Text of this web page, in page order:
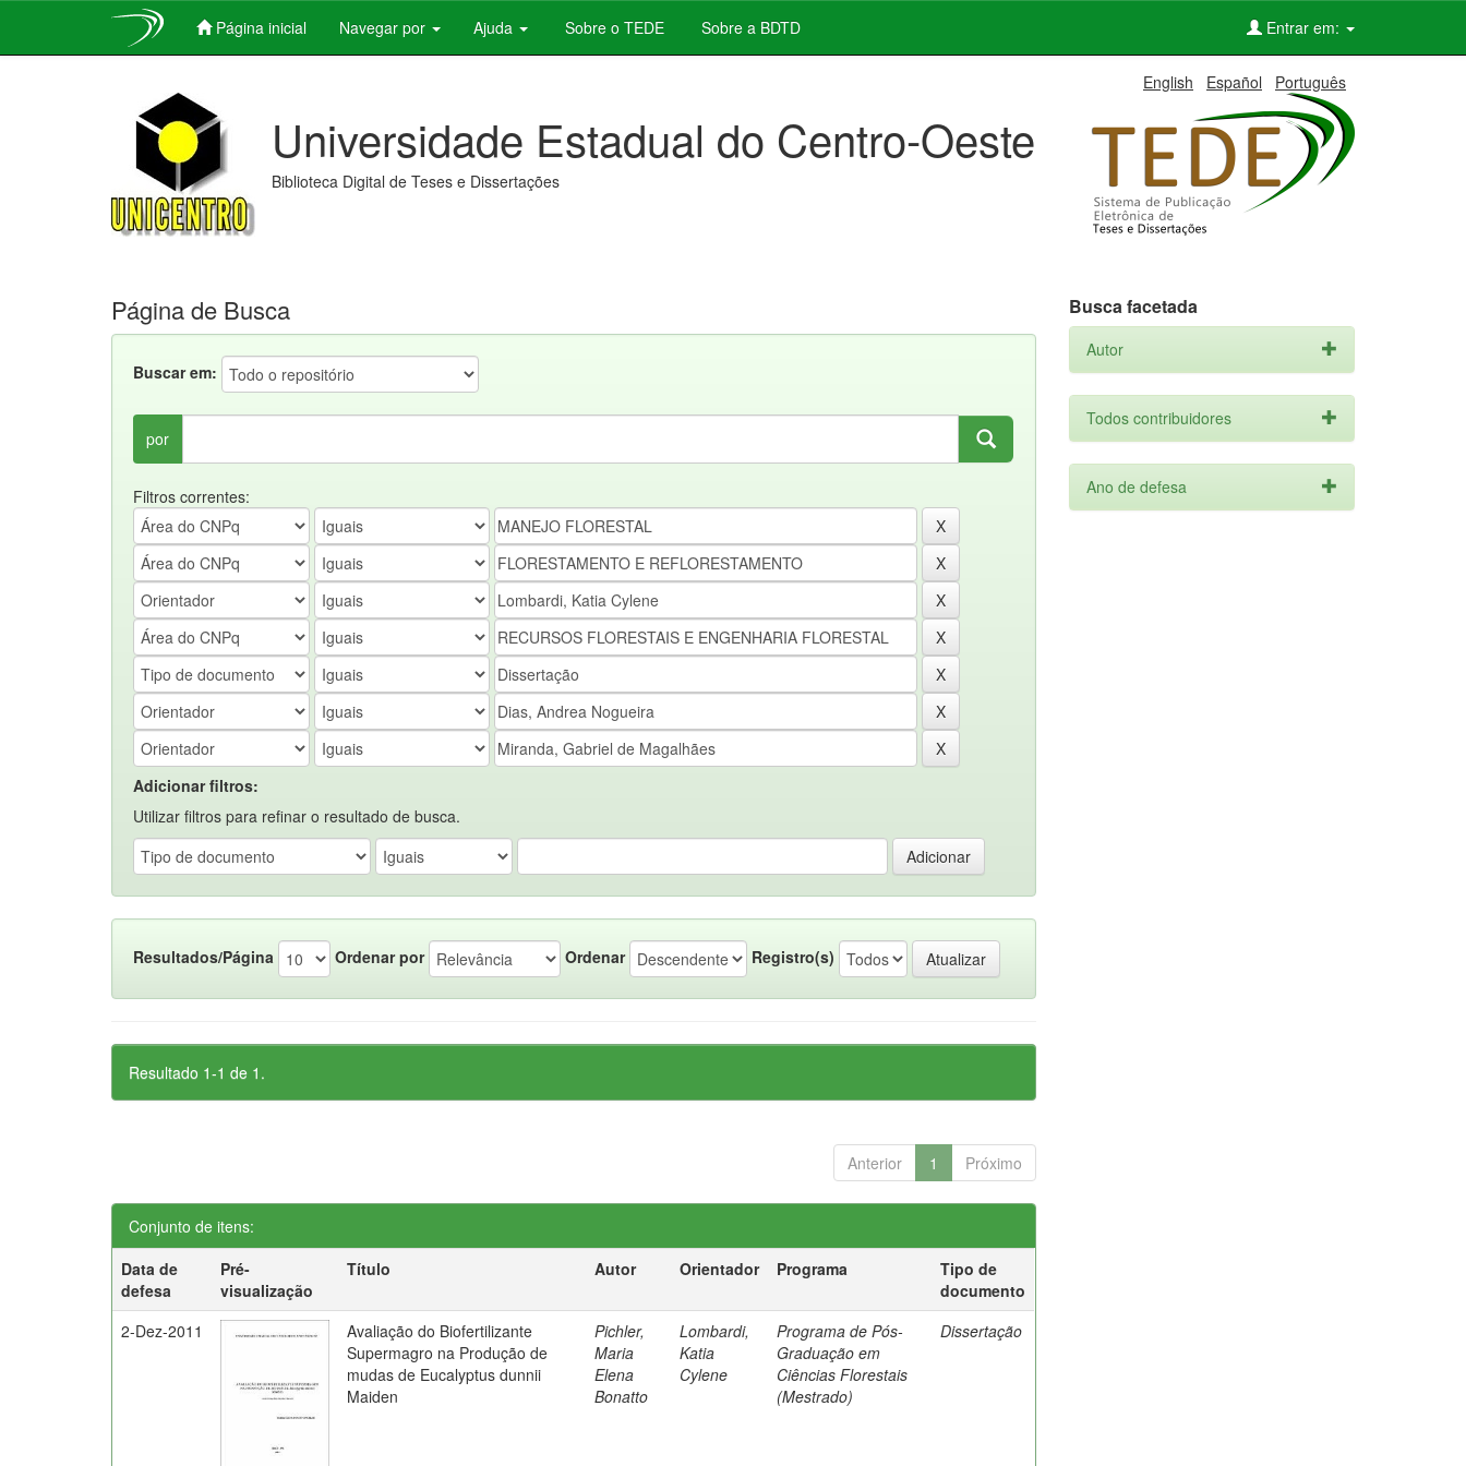
Página inicial Navegar por Ajuda Sobre o TEDE Sobre a BDTD Entrar em:
English Español Português
Universidade Estadual do Centro-Oeste
Biblioteca Digital de Teses e Dissertações
Página de Busca
Buscar em:
por
Filtros correntes:
Adicionar filtros:
Utilizar filtros para refinar o resultado de busca.
Resultados/Página Ordenar por Ordenar Registro(s)
Resultado 1-1 de 1.
Anterior 1 Próximo
Conjunto de itens:
Data de
defesa
Pré-
visualização
Título Autor Orientador Programa
Tipo de
documento
2-Dez-2011
Avaliação do Biofertilizante
Supermagro na Produção de
mudas de Eucalyptus dunnii
Maiden
Pichler,
Maria
Elena
Bonatto
Lombardi,
Katia
Cylene
Programa de Pós-
Graduação em
Ciências Florestais
(Mestrado)
Dissertação
Busca facetada
Autor
Todos contribuidores
Ano de defesa